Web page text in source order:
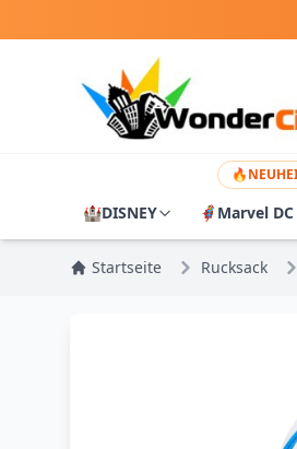
🔥
🏰DISNEY 🦸 Marvel
Startseite Rucksack